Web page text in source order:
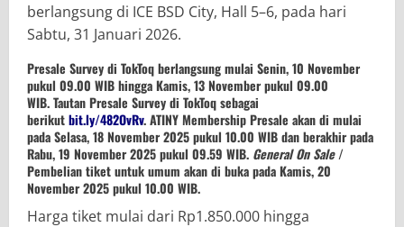
berlangsung di ICE BSD City, Hall 5–6, pada hari
Sabtu, 31 Januari 2026.
Presale Survey di TokToq berlangsung mulai Senin, 10 November
pukul 09.00 WIB hingga Kamis, 13 November pukul 09.00
WIB. Tautan Presale Survey di TokToq sebagai
berikutbit.ly/482OvRv. ATINY Membership Presale akan di mulai
pada Selasa, 18 November 2025 pukul 10.00 WIB dan berakhir pada
Rabu, 19 November 2025 pukul 09.59 WIB. General On Sale/
Pembelian tiket untuk umum akan di buka pada Kamis, 20
November 2025 pukul 10.00 WIB.
Harga tiket mulai dari Rp1.850.000 hingga